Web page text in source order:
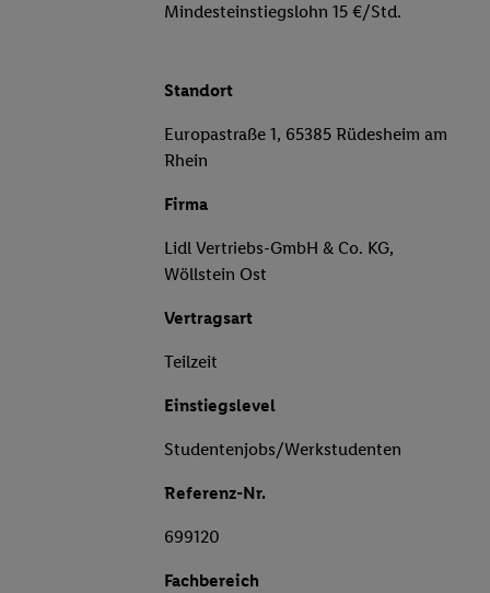
Mindesteinstiegslohn 15 €/Std.
Standort
Europastraße 1, 65385 Rüdesheim am
Rhein
Firma
Lidl Vertriebs-GmbH & Co. KG,
Wöllstein Ost
Vertragsart
Teilzeit
Einstiegslevel
Studentenjobs/Werkstudenten
Referenz-Nr.
699120
Fachbereich